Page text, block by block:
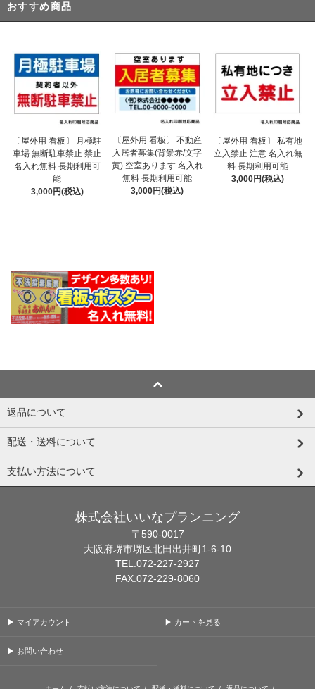
おすすめ商品
〔屋外用 看板〕 月極駐
車場 無断駐車禁止 禁止
名入れ無料 長期利用可
能
3,000円(税込)
〔屋外用 看板〕 不動産
入居者募集(背景赤/文字
黄) 空室あります 名入れ
無料 長期利用可能
3,000円(税込)
〔屋外用 看板〕 私有地
立入禁止 注意 名入れ無
料 長期利用可能
3,000円(税込)
返品について
配送・送料について
支払い方法について
株式会社いいなプランニング
〒590-0017
大阪府堺市堺区北田出井町1-6-10
TEL.072-227-2927
FAX.072-229-8060
▶ マイアカウント ▶ カートを見る
▶ お問い合わせ